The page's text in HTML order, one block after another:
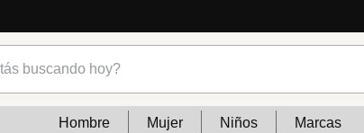
Hombre Mujer Niños Marcas